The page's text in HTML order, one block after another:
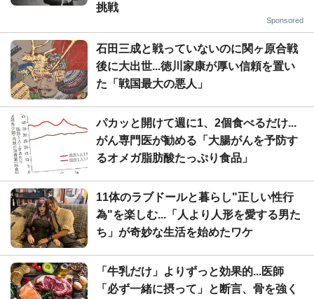
挑戦
Sponsored
石田三成と戦っていないのに関ヶ原合戦
後に大出世...徳川家康が厚い信頼を置い
た「戦国最大の悪人」
パカッと開けて週に1、2個食べるだけ...
がん専門医が勧める「大腸がんを予防す
るオメガ脂肪酸たっぷり食品」
11体のラブドールと暮らし"正しい性行
為"を楽しむ...「人より人形を愛する男た
ち」が奇妙な生活を始めたワケ
「牛乳だけ」よりずっと効果的...医師
「必ず一緒に摂って」と断言、骨を強く